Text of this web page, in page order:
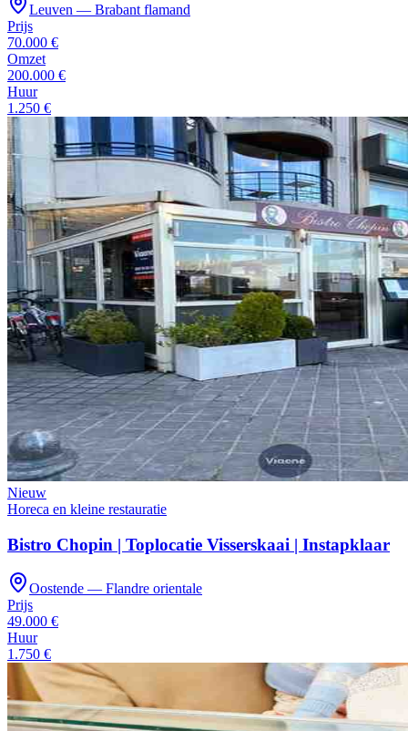
Leuven — Brabant flamand
Prijs
70.000 €
Omzet
200.000 €
Huur
1.250 €
Nieuw
Horeca en kleine restauratie
Bistro Chopin | Toplocatie Visserskaai | Instapklaar
Oostende — Flandre orientale
Prijs
49.000 €
Huur
1.750 €